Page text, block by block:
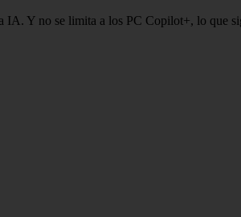
IA. Y no se limita a los PC Copilot+, lo que